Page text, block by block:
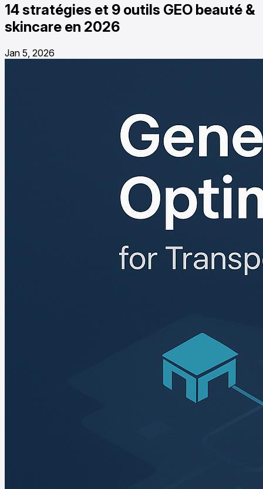
14 stratégies et 9 outils GEO beauté &
skincare en 2026
Jan 5, 2026